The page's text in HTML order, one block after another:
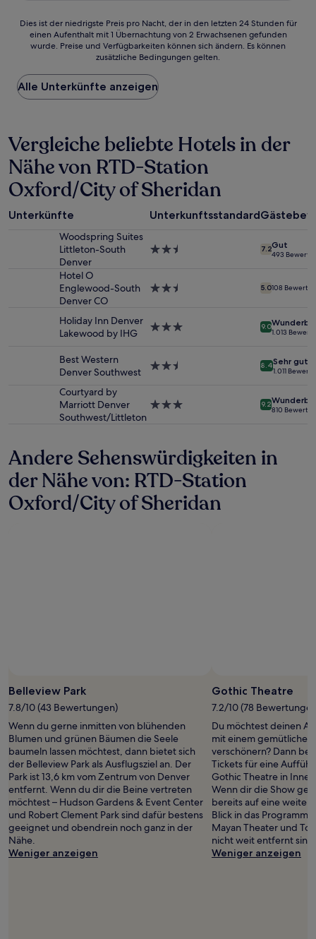
Dies
der
Preis
pro
Nacht,
den
letzten
24 Stunden
für
einen
mit
2 Erwachsenen
gefunden
Verfügbarkeiten
zusätzliche
Bedingungen
Dies ist der niedrigste Preis pro Nacht, der in den letzten 24 Stunden für
einen Aufenthalt mit 1 Übernachtung von 2 Erwachsenen gefunden
wurde. Preise und Verfügbarkeiten können sich ändern. Es können
zusätzliche Bedingungen gelten.
Alle Unterkünfte anzeigen
Vergleiche beliebte Hotels in der
Nähe von RTD-Station
Oxford/City of Sheridan
Unterkünfte Unterkunftsstandard
Woodspring Suites
Littleton-South
Denver
2.5-
7.2Gut
493
Hotel O
Englewood-South
Denver CO
2.5-
5.0108
Holiday Inn Denver
Lakewood by IHG
3.0-
9.0
1.013
Best Western
Denver Southwest
2.5-
8.4Sehr gut
1.011
Courtyard by
Marriott Denver
Southwest/Littleton
3.0-
9.2
810
Andere Sehenswürdigkeiten in
der Nähe von: RTD-Station
Oxford/City of Sheridan
Foto
von
Dan
Rose
Belleview Park
7.8/10 (43 Bewertungen)
Wenn du gerne inmitten von blühenden
Blumen und grünen Bäumen die Seele
baumeln lassen möchtest, dann bietet sich
der Belleview Park als Ausflugsziel an. Der
Park ist 13,6 km vom Zentrum von Denver
entfernt. Wenn du dir die Beine vertreten
möchtest – Hudson Gardens & Event Center
und Robert Clement Park sind dafür bestens
geeignet und obendrein noch ganz in der
Nähe.
Weniger anzeigen
Gothic Theatre
7.2/10 (78
Du möchtest deinen
mit einem
verschönern? Dann
Tickets für eine
Gothic Theatre in
Wenn dir die Show
bereits auf eine
Blick in das Programm
Mayan Theater und
nicht weit entfernt sind.
Weniger anzeigen